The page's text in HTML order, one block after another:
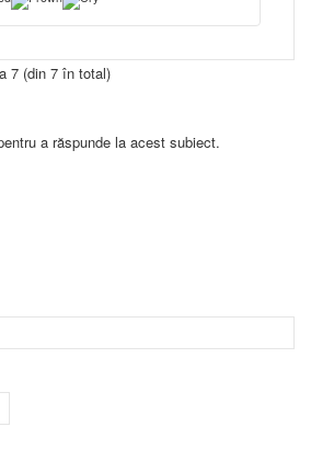
7 (din 7 în total)
a răspunde la acest subiect.